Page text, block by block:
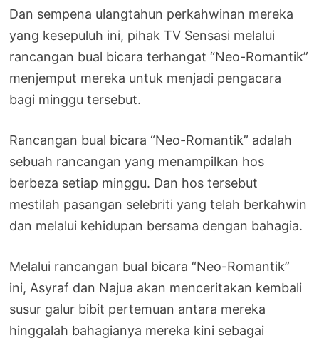
Dan sempena ulangtahun perkahwinan mereka
yang kesepuluh ini, pihak TV Sensasi melalui
rancangan bual bicara terhangat “Neo-Romantik”
menjemput mereka untuk menjadi pengacara
bagi minggu tersebut.
Rancangan bual bicara “Neo-Romantik” adalah
sebuah rancangan yang menampilkan hos
berbeza setiap minggu. Dan hos tersebut
mestilah pasangan selebriti yang telah berkahwin
dan melalui kehidupan bersama dengan bahagia.
Melalui rancangan bual bicara “Neo-Romantik”
ini, Asyraf dan Najua akan menceritakan kembali
susur galur bibit pertemuan antara mereka
hinggalah bahagianya mereka kini sebagai